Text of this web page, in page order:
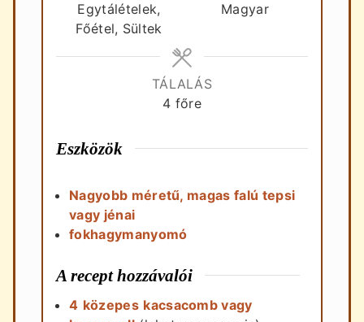
Egytálételek,
Főétel, Sültek
Magyar
TÁLALÁS
4 főre
Eszközök
Nagyobb méretű, magas falú tepsi
vagy jénai
fokhagymanyomó
A recept hozzávalói
4 közepes kacsacomb vagy